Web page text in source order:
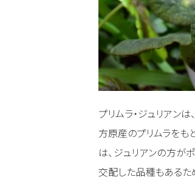
プリムラ・ジュリアン
方原産のプリムラをも
は、ジュリアンの方が
交配した品種もあるた